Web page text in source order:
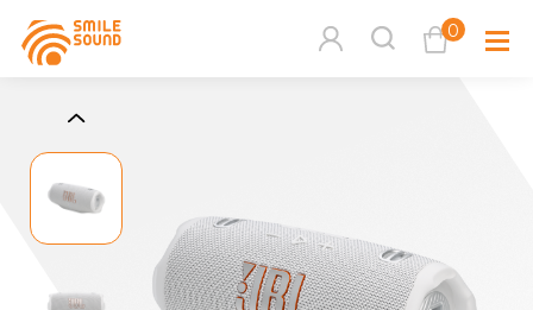
0
商品分類查詢